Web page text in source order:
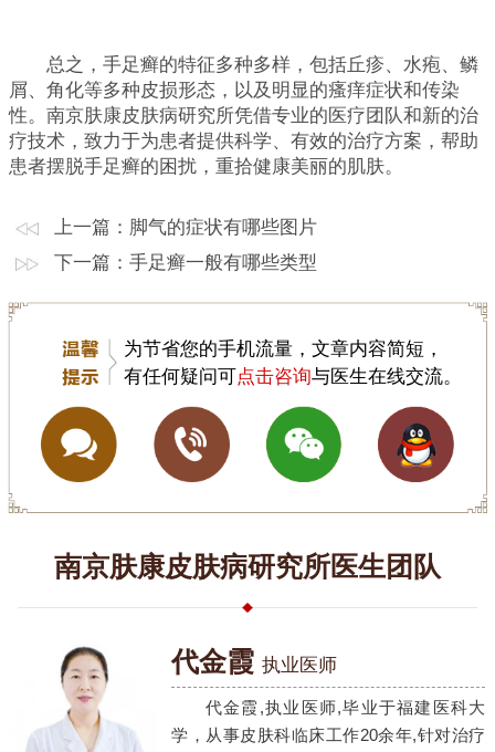
总之，手足癣的特征多种多样，包括丘疹、水疱、鳞
屑、角化等多种皮损形态，以及明显的瘙痒症状和传染
性。南京肤康皮肤病研究所凭借专业的医疗团队和新的治
疗技术，致力于为患者提供科学、有效的治疗方案，帮助
患者摆脱手足癣的困扰，重拾健康美丽的肌肤。
上一篇： 脚气的症状有哪些图片
下一篇： 手足癣一般有哪些类型
为节省您的手机流量，文章内容简短，
有任何疑问可点击咨询与医生在线交流。
南京肤康皮肤病研究所医生团队
代金霞 执业医师
代金霞,执业医师,毕业于福建医科大
学，从事皮肤科临床工作20余年,针对治疗